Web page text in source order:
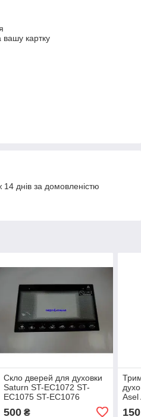
вашу картку
днів за домовленістю
Скло дверей для духовки
Saturn ST-EC1072 ST-
EC1075 ST-EC1076
500₴
Asel
150